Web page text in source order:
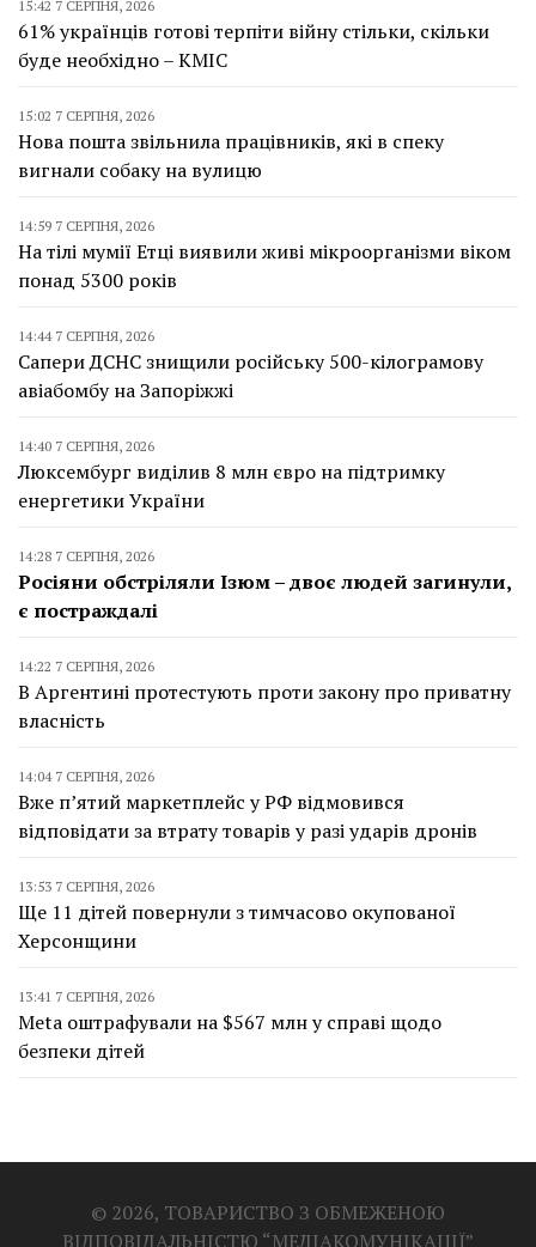
15:42 7 СЕРПНЯ, 2026
61% українців готові терпіти війну стільки, скільки
буде необхідно – КМІС
15:02 7 СЕРПНЯ, 2026
Нова пошта звільнила працівників, які в спеку
вигнали собаку на вулицю
14:59 7 СЕРПНЯ, 2026
На тілі мумії Етці виявили живі мікроорганізми віком
понад 5300 років
14:44 7 СЕРПНЯ, 2026
Сапери ДСНС знищили російську 500-кілограмову
авіабомбу на Запоріжжі
14:40 7 СЕРПНЯ, 2026
Люксембург виділив 8 млн євро на підтримку
енергетики України
14:28 7 СЕРПНЯ, 2026
Росіяни обстріляли Ізюм – двоє людей загинули,
є постраждалі
14:22 7 СЕРПНЯ, 2026
В Аргентині протестують проти закону про приватну
власність
14:04 7 СЕРПНЯ, 2026
Вже п’ятий маркетплейс у РФ відмовився
відповідати за втрату товарів у разі ударів дронів
13:53 7 СЕРПНЯ, 2026
Ще 11 дітей повернули з тимчасово окупованої
Херсонщини
13:41 7 СЕРПНЯ, 2026
Meta оштрафували на $567 млн у справі щодо
безпеки дітей
© 2026, ТОВАРИСТВО З ОБМЕЖЕНОЮ
ВІДПОВІДАЛЬНІСТЮ “МЕДІАКОМУНІКАЦІЇ”